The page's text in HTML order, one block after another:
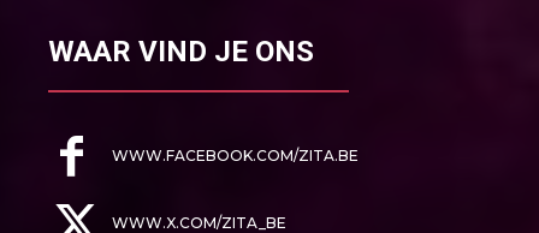
WAAR VIND JE ONS
WWW.FACEBOOK.COM/ZITA.BE
WWW.X.COM/ZITA_BE